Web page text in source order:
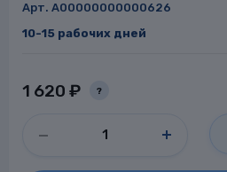
Арт. A00000000000626
10-15 рабочих дней
1 620 ₽ ?